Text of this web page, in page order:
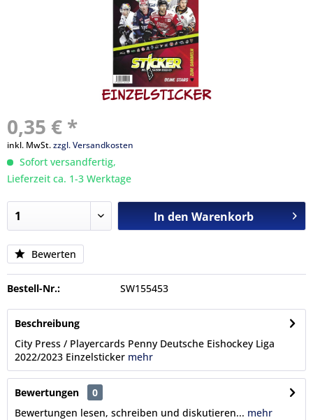
0,35 € *
inkl. MwSt.zzgl. Versandkosten
Sofort versandfertig,
Lieferzeit ca. 1-3 Werktage
In den Warenkorb
Bewerten
Bestell-Nr.: SW155453
Beschreibung
City Press / Playercards Penny Deutsche Eishockey Liga
2022/2023 Einzelsticker mehr
Bewertungen
0
Bewertungen lesen, schreiben und diskutieren... mehr